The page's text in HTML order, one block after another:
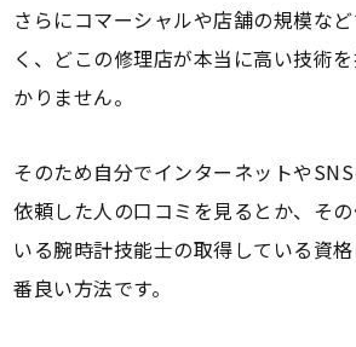
さらにコマーシャルや店舗の規模な
く、どこの修理店が本当に高い技術
かりません。
そのため自分でインターネットや
依頼した人の口コミを見るとか、そ
いる腕時計技能士の取得している資
番良い方法です。